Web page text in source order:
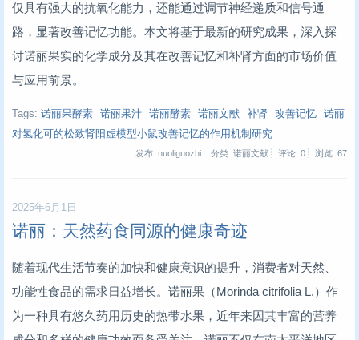
仅具有强大的抗氧化能力，还能通过调节神经递质和信号通
路，显著改善记忆功能。本文将基于最新的研究成果，深入探
讨诺丽果实的化学成分及其在改善记忆和补肾方面的市场价值
与应用前景。
Tags: 诺丽果酵素 诺丽果汁 诺丽酵素 诺丽文献 补肾 改善记忆
诺丽
对氢化可的松致肾阳虚模型小鼠改善记忆的作用机制研究
发布: nuoliguozhi 分类: 诺丽文献 评论: 0 浏览: 67
2025年6月1日
诺丽：天然药食同源的健康奇迹
随着现代生活节奏的加快和健康意识的提升，消费者对天然、
功能性食品的需求日益增长。诺丽果（Morinda citrifolia L.）作
为一种具有悠久药用历史的热带水果，近年来因其丰富的营养